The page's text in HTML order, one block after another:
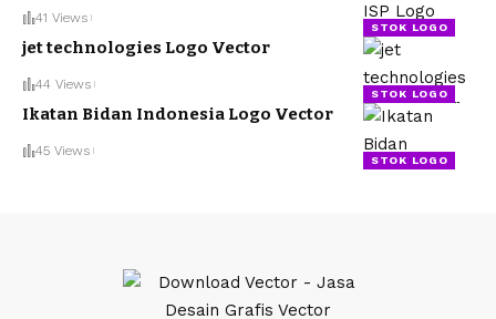
STOK LOGO
41 Views
STOK LOGO
jet technologies Logo Vector
44 Views
STOK LOGO
Ikatan Bidan Indonesia Logo Vector
45 Views